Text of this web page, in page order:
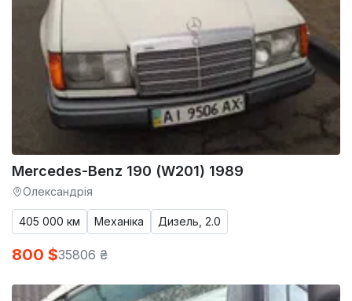
Mercedes-Benz 190 (W201) 1989
Олександрія
405 000 км Механіка Дизель, 2.0
800 $35806 ₴